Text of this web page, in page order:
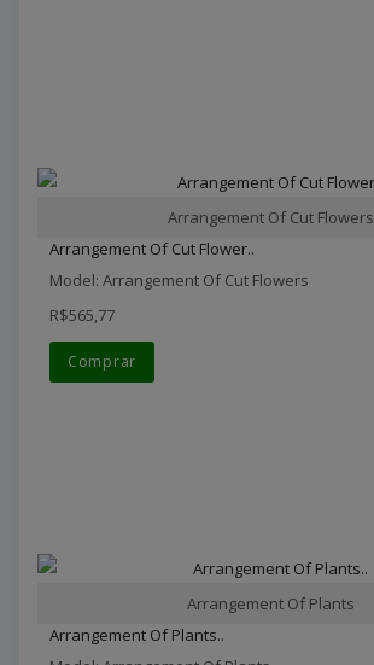
Arrangement Of Cut Flowers
Arrangement Of Cut Flower..
Model: Arrangement Of Cut Flowers
R$565,77
Comprar
Arrangement Of Plants
Arrangement Of Plants..